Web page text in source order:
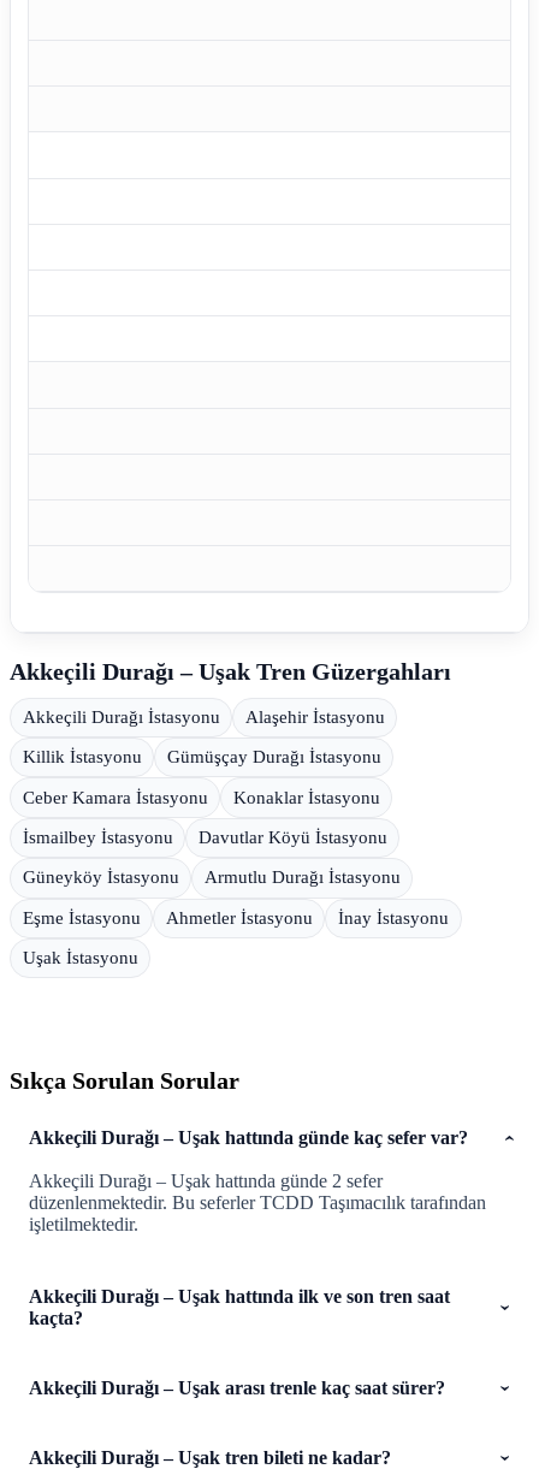
Akkeçili Durağı – Uşak Tren Güzergahları
Akkeçili Durağı İstasyonu Alaşehir İstasyonu
Killik İstasyonu Gümüşçay Durağı İstasyonu
Ceber Kamara İstasyonu Konaklar İstasyonu
İsmailbey İstasyonu Davutlar Köyü İstasyonu
Güneyköy İstasyonu Armutlu Durağı İstasyonu
Eşme İstasyonu Ahmetler İstasyonu İnay İstasyonu
Uşak İstasyonu
Sıkça Sorulan Sorular
Akkeçili Durağı – Uşak hattında günde kaç sefer var?
Akkeçili Durağı – Uşak hattında günde 2 sefer
düzenlenmektedir. Bu seferler TCDD Taşımacılık tarafından
işletilmektedir.
Akkeçili Durağı – Uşak hattında ilk ve son tren saat
kaçta?
Akkeçili Durağı – Uşak arası trenle kaç saat sürer?
Akkeçili Durağı – Uşak tren bileti ne kadar?